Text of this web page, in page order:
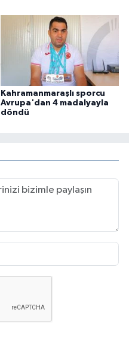
Kahramanmaraşlı sporcu
Avrupa'dan 4 madalyayla
döndü